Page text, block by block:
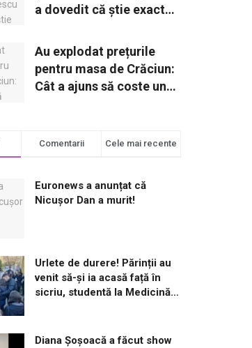
a dovedit că știe exact
declara reprezintă o
opțiune strategică”
Au explodat prețurile
pentru masa de Crăciun:
Cât a ajuns să coste un
Comentarii Cele mai recente
Euronews a anunțat că
Nicușor Dan a murit!
Urlete de durere! Părinții au
venit să-și ia acasă față în
sicriu, studentă la Medicină,
Diana Șoșoacă a făcut show